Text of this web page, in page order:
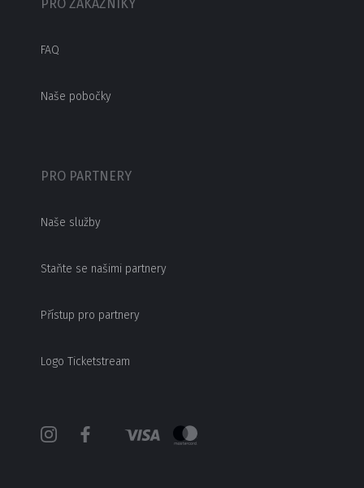
PRO ZÁKAZNÍKY
FAQ
Naše pobočky
PRO PARTNERY
Naše služby
Staňte se našimi partnery
Přístup pro partnery
Logo Ticketstream